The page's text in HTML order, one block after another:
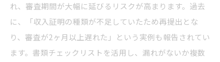
れ、審査期間が大幅に延びるリスクが高まります。過去
に、「収入証明の種類が不足していたため再提出とな
り、審査が2ヶ月以上遅れた」という実例も報告されてい
ます。書類チェックリストを活用し、漏れがないか複数